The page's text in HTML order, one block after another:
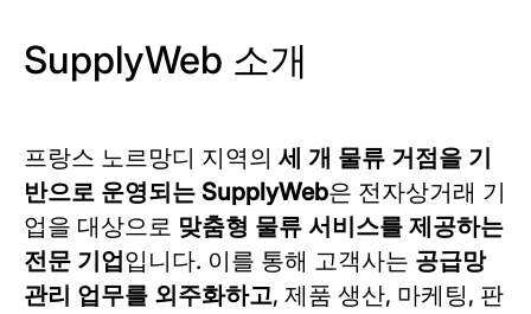
SupplyWeb 소개
프랑스 노르망디 지역의 세 개 물류 거점을 기
반으로 운영되는 SupplyWeb은 전자상거래 기
업을 대상으로 맞춤형 물류 서비스를 제공하는
전문 기업 입니다. 이를 통해 고객사는 공급망
관리 업무를 외주화하고, 제품 생산, 마케팅, 판